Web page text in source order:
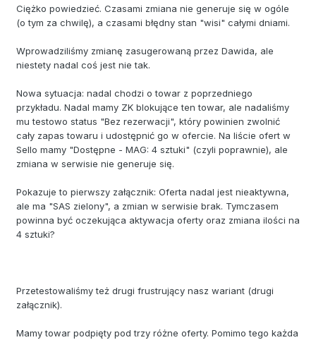
Ciężko powiedzieć. Czasami zmiana nie generuje się w ogóle
(o tym za chwilę), a czasami błędny stan "wisi" całymi dniami.
Wprowadziliśmy zmianę zasugerowaną przez Dawida, ale
niestety nadal coś jest nie tak.
Nowa sytuacja: nadal chodzi o towar z poprzedniego
przykładu. Nadal mamy ZK blokujące ten towar, ale nadaliśmy
mu testowo status "Bez rezerwacji", który powinien zwolnić
cały zapas towaru i udostępnić go w ofercie. Na liście ofert w
Sello mamy "Dostępne - MAG: 4 sztuki" (czyli poprawnie), ale
zmiana w serwisie nie generuje się.
Pokazuje to pierwszy załącznik: Oferta nadal jest nieaktywna,
ale ma "SAS zielony", a zmian w serwisie brak. Tymczasem
powinna być oczekująca aktywacja oferty oraz zmiana ilości na
4 sztuki?
Przetestowaliśmy też drugi frustrujący nasz wariant (drugi
załącznik).
Mamy towar podpięty pod trzy różne oferty. Pomimo tego każda